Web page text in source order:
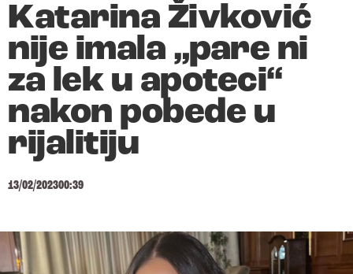
Katarina Živković
nije imala „pare ni
za lek u apoteci“
nakon pobede u
rijalitiju
13/02/202300:39